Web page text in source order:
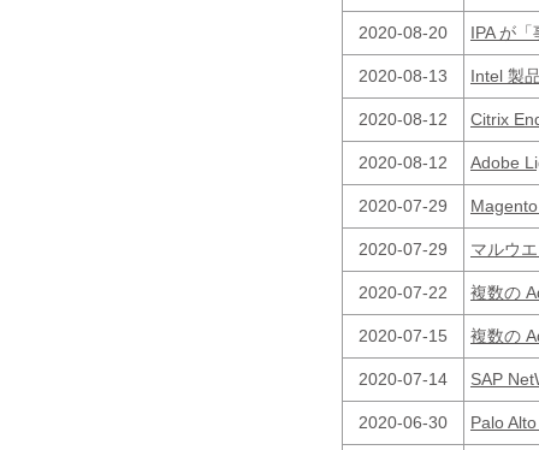
2020-08-20 IPA が
2020-08-13 Intel 製
2020-08-12 Citrix
2020-08-12 Adobe
2020-07-29
2020-07-29 マルウ
2020-07-22 複数の
2020-07-15 複数の
2020-07-14 SAP
2020-06-30 Palo